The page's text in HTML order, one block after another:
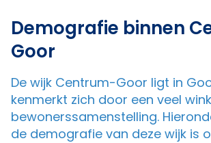
Demografie binnen
Goor
De wijk Centrum-Goor ligt in
kenmerkt zich door een veel
bewonerssamenstelling.
de demografie van deze wijk is